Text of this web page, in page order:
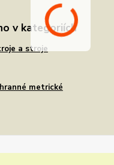
v kategoriích
a stroje
metrické